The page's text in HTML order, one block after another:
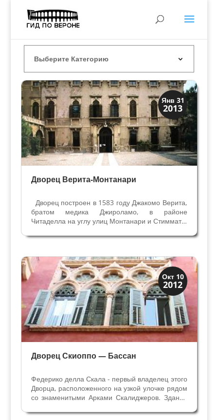
Янв 31
2013
Виллы и дворцы
Скрытая Верона
Дворец Верита-Монтанари
Дворец построен в 1583 году Джакомо Верита,
братом медика Джироламо, в районе
Читаделла на углу улиц Монтанари и Стиммате.
собственость дальних родственников - семье
патриот,...
Окт 10
2012
Виллы и дворцы
Скрытая Верона
Дворец Скиоппо — Бассан
Федерико делла Скала - первый владелец этого
Дворца, расположенного на узкой улочке рядом
со знаменитыми Арками Скалиджеров. Здание
одноимённой улице принадлежало Федерико